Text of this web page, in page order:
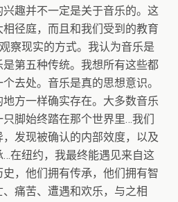
趣并不一定是关于音乐的。这
径庭，而且和我们受到的教育
察现实的方式。我认为音乐是
第五种传统。我想所有这些都
去处。音乐是真的思想意识。
方一样确实存在。大多数音乐
脚始终踏在那个世界里…我们
发现被确认的内部效度，以及
在纽约，我最终能遇见来自这
，他们拥有传承，他们拥有智
痛苦、遭遇和欢乐，与之相